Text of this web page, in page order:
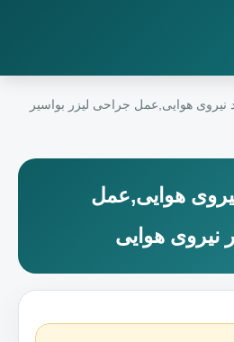
نیروی هوایی,عمل جراحی لیزر بواسیر
هوایی,عمل
نیروی هوایی